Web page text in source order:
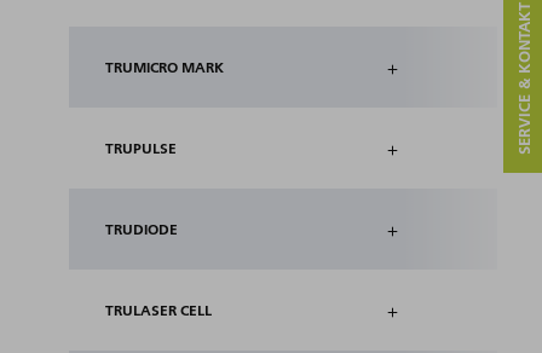
TRUMICRO MARK +
TRUPULSE +
TRUDIODE +
TRULASER CELL +
SERVICE & KONTAKT